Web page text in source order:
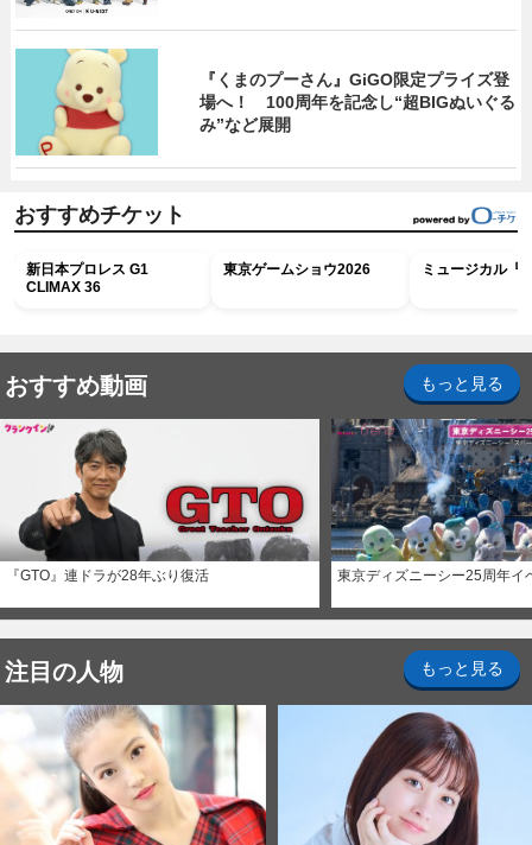
『くまのプーさん』GiGO限定プライズ登
場へ！ 100周年を記念し“超BIGぬいぐる
み”など展開
おすすめチケット
新日本プロレス G1
CLIMAX 36
東京ゲームショウ2026 ミュージカル『
おすすめ動画 もっと見る
『GTO』連ドラが28年ぶり復活 東京ディズニーシー25周年イ
注目の人物 もっと見る